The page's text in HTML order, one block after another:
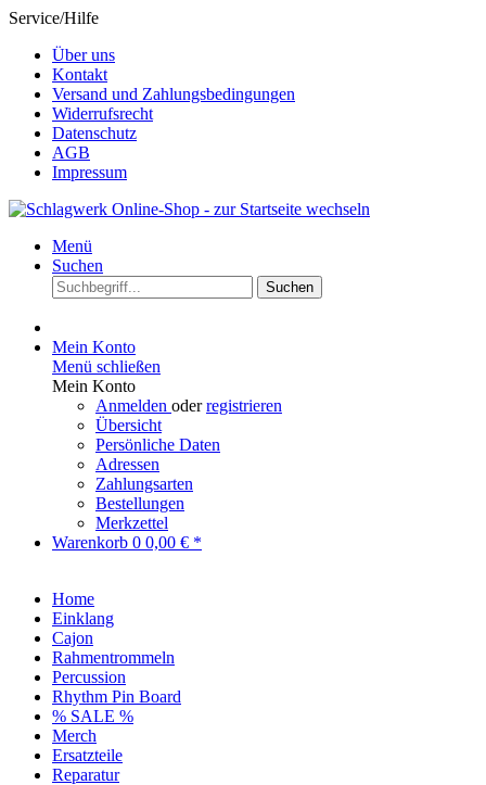
Service/Hilfe
Über uns
Kontakt
Versand und Zahlungsbedingungen
Widerrufsrecht
Datenschutz
AGB
Impressum
Menü
Suchen
Suchen
Mein Konto
Menü schließen
Mein Konto
Anmelden oderregistrieren
Übersicht
Persönliche Daten
Adressen
Zahlungsarten
Bestellungen
Merkzettel
Warenkorb 0 0,00 € *
Home
Einklang
Cajon
Rahmentrommeln
Percussion
Rhythm Pin Board
% SALE %
Merch
Ersatzteile
Reparatur